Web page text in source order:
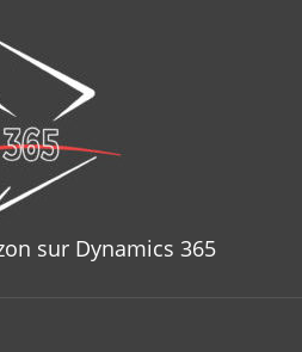
sur Dynamics 365